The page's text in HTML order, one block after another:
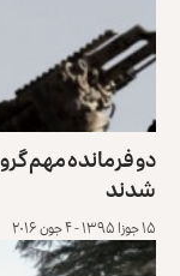
دو فرمانده مهم
شدند
۱۵ جوزا ۱۳۹۵ - ۴ جون ۲۰۱۶